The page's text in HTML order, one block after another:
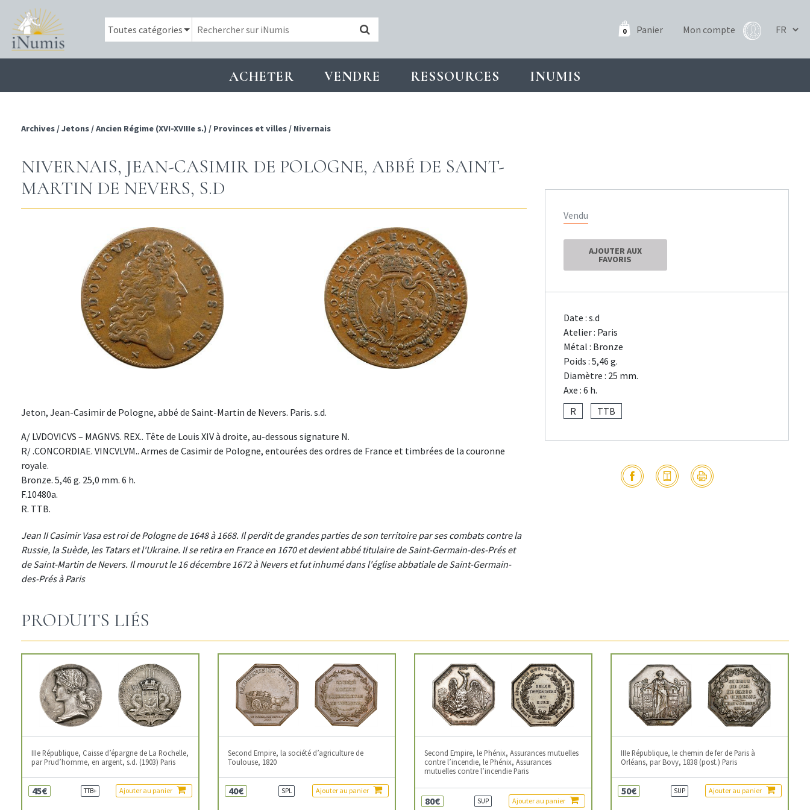
0 Panier Mon compte
ACHETER VENDRE RESSOURCES INUMIS
Archives /Jetons /Ancien Régime (XVI-XVIIIe s.) / Provinces et villes / Nivernais
NIVERNAIS, JEAN-CASIMIR DE POLOGNE, ABBÉ DE SAINT-
MARTIN DE NEVERS, S.D
Jeton, Jean-Casimir de Pologne, abbé de Saint-Martin de Nevers. Paris. s.d.
A/ LVDOVICVS – MAGNVS. REX.. Tête de Louis XIV à droite, au-dessous signature N.
R/ .CONCORDIAE. VINCVLVM.. Armes de Casimir de Pologne, entourées des ordres de France et timbrées de la couronne
royale.
Bronze. 5,46 g. 25,0 mm. 6 h.
F.10480a.
R. TTB.
Jean II Casimir Vasa est roi de Pologne de 1648 à 1668. Il perdit de grandes parties de son territoire par ses combats contre la
Russie, la Suède, les Tatars et l'Ukraine. Il se retira en France en 1670 et devient abbé titulaire de Saint-Germain-des-Prés et
de Saint-Martin de Nevers. Il mourut le 16 décembre 1672 à Nevers et fut inhumé dans l'église abbatiale de Saint-Germain-
des-Prés à Paris
Vendu
AJOUTER AUX
FAVORIS
Date : s.d
Atelier : Paris
Métal : Bronze
Poids : 5,46 g.
Diamètre : 25 mm.
Axe : 6 h.
R
TTB
PRODUITS LIÉS
IIIe République, Caisse d’épargne de La Rochelle,
par Prud’homme, en argent, s.d. (1903) Paris
45€ TTB+ Ajouter au panier
Second Empire, la société d’agriculture de
Toulouse, 1820
40€ SPL Ajouter au panier
Second Empire, le Phénix, Assurances mutuelles
contre l’incendie, le Phénix, Assurances
mutuelles contre l’incendie Paris
80€ SUP Ajouter au panier
IIIe République, le chemin de fer de Paris à
Orléans, par Bovy, 1838 (post.) Paris
50€ SUP Ajouter au panier